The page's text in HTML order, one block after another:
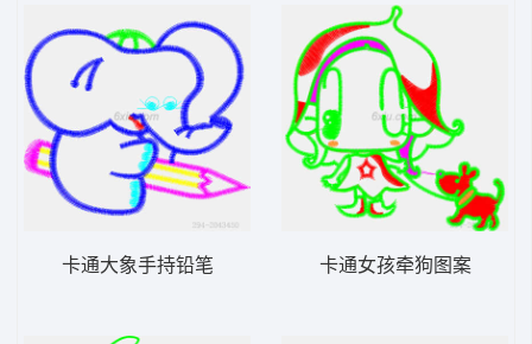
卡通大象手持铅笔 卡通女孩牵狗图案